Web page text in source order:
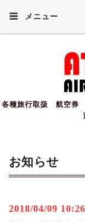
メニュー
各種旅行取扱 航空券
お知らせ
2018/04/09 10:26